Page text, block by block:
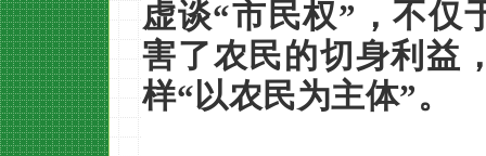
虚谈“市民权”，不仅
害了农民的切身利益
样“以农民为主体”。